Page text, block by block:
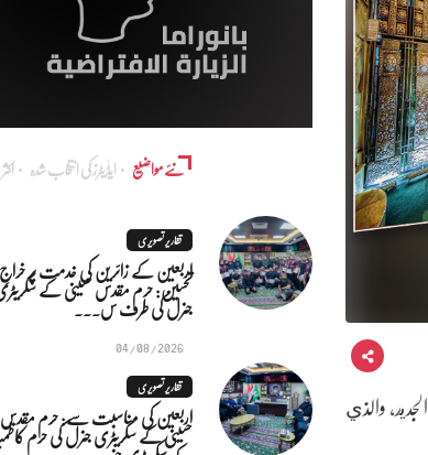
والذي
نئے مواضیع ایڈٰیٹرز کی انتخاب شدہ
تقاریر تصویری
اربعین کے زائرین کی خدمت پر خراجِ
تحسین: حرم مقدس حسینی کے
جنرل کی طرف س...
04/08/2026
تقاریر تصویری
اربعین کی مناسبت سے: حرم مقدس
حسینی کے سکریٹری جنرل کی حرم